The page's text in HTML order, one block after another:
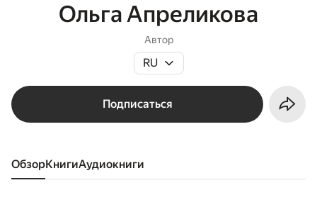
Ольга Апреликова
Автор
RU
Подписаться
Обзор книги аудиокниги